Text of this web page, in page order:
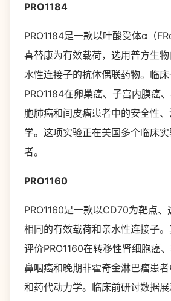
PRO1184
PRO1184是一款以叶酸受体α（
喜替康为有效载荷，选用普方生
水性连接子的抗体偶联药物。临
PRO1184在卵巢癌、子宫内膜癌
胞肺癌和间皮瘤患者中的安全性
学。这项实验正在美国多个临床
者。
PRO1160
PRO1160是一款以CD70为靶点、
相同的有效载荷和亲水性连接子
评价PRO1160在转移性肾细胞癌
鼻咽癌和晚期非霍奇金淋巴瘤患
和药代动力学。临床前研讨数据展